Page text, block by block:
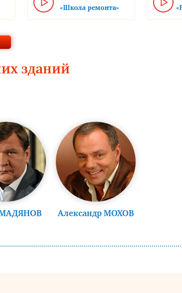
зданий
Александр МОХОВ